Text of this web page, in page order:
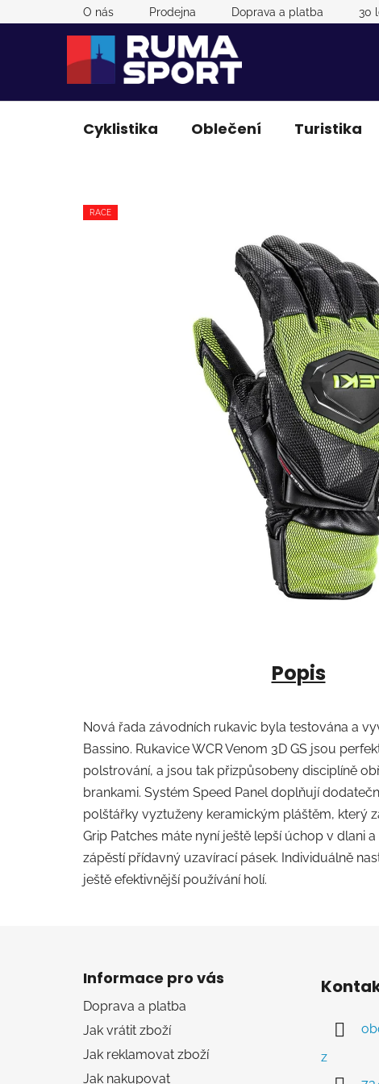
na
O nás Prodejna Doprava a platba 30
Cyklistika Oblečení Turistika
RACE
Popis
Nová řada závodních rukavic byla testována a
Bassino. Rukavice WCR Venom 3D GS jsou
polstrování, a jsou tak přizpůsobeny disciplíně
brankami. Systém Speed Panel doplňují
polštářky vyztuženy keramickým pláštěm, který
Grip Patches máte nyní ještě lepší úchop v dlani
zápěstí přídavný uzavírací pásek. Individuálně
ještě efektivnější používání holí.
Informace pro vás
Doprava a platba
Jak vrátit zboží
Jak reklamovat zboží
Jak nakupovat
z